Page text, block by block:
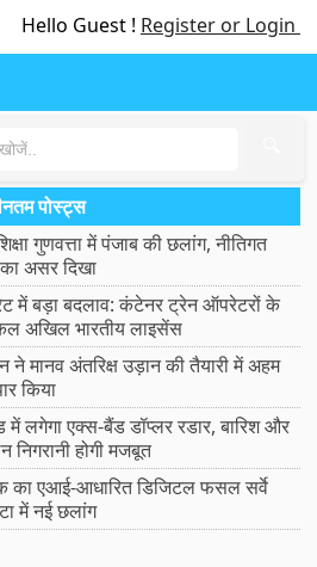
Hello Guest ! Register or Login
पोस्ट्स
गुणवत्ता में पंजाब की छलांग, नीतिगत
असर दिखा
में बड़ा बदलाव: कंटेनर ट्रेन ऑपरेटरों के
अखिल भारतीय लाइसेंस
ने मानव अंतरिक्ष उड़ान की तैयारी में अहम
किया
में लगेगा एक्स-बैंड डॉप्लर रडार, बारिश और
होगी मजबूत
का एआई-आधारित डिजिटल फसल सर्वे
में नई छलांग